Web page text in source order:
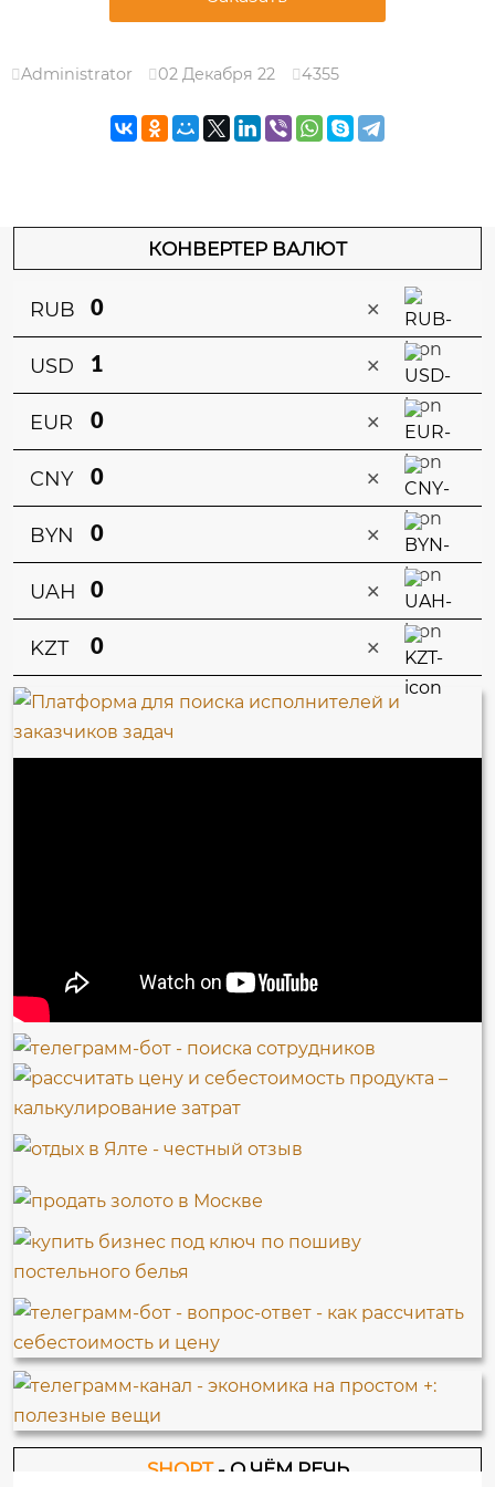
Administrator 02 Декабря 22 4355
КОНВЕРТЕР ВАЛЮТ
RUB ×
USD ×
EUR ×
CNY ×
BYN ×
UAH ×
KZT ×
SHORT- О ЧЁМ РЕЧЬ